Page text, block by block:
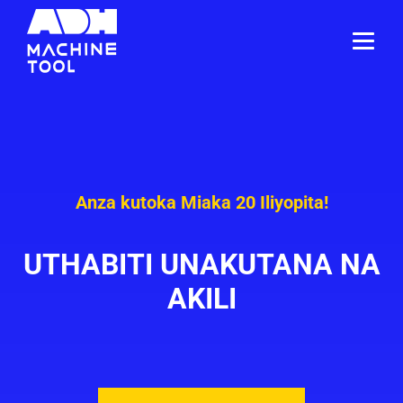
Anza kutoka Miaka 20 Iliyopita!
UTHABITI UNAKUTANA NA
AKILI